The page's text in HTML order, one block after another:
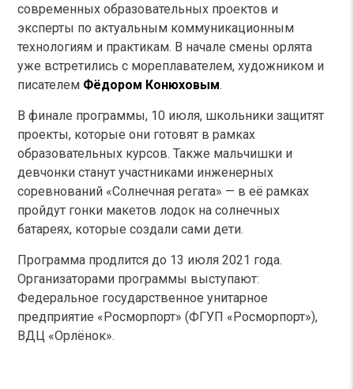
современных образовательных проектов и
эксперты по актуальным коммуникационным
технологиям и практикам. В начале смены орлята
уже встретились с мореплавателем, художником и
писателем Фёдором Конюховым.
В финале программы, 10 июля, школьники защитят
проекты, которые они готовят в рамках
образовательных курсов. Также мальчишки и
девчонки станут участниками инженерных
соревнований «Солнечная регата» — в её рамках
пройдут гонки макетов лодок на солнечных
батареях, которые создали сами дети.
Программа продлится до 13 июля 2021 года.
Организаторами программы выступают:
Федеральное государственное унитарное
предприятие «Росморпорт» (ФГУП «Росморпорт»),
ВДЦ «Орлёнок».